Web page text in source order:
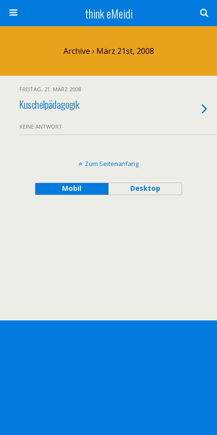
think eMeidi
Archive › März 21st, 2008
FREITAG, 21. MÄRZ 2008
Kuschelpädagogik
KEINE ANTWORT
Zum Seitenanfang
Mobil Desktop